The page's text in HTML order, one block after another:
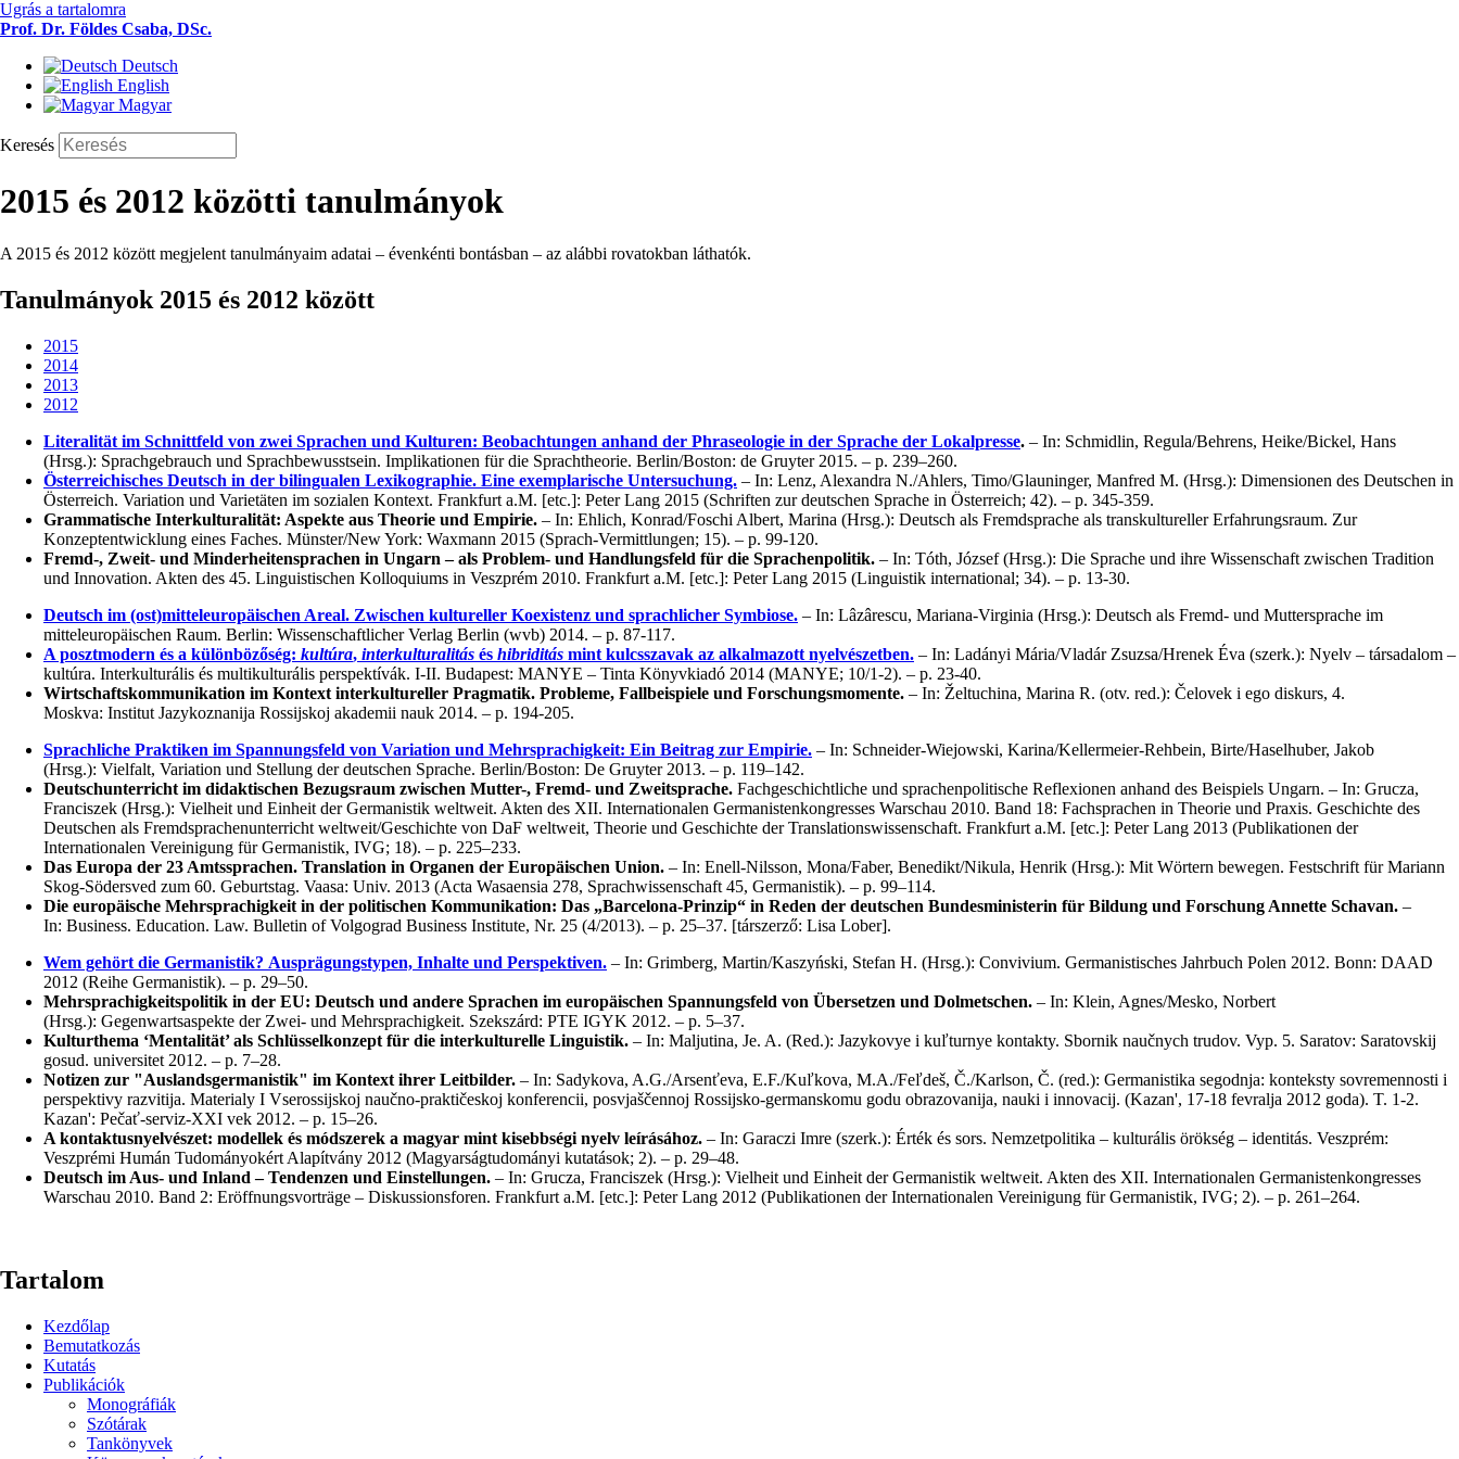
Ugrás a tartalomra
Prof. Dr. Földes Csaba, DSc.
Deutsch
English
Magyar
Keresés
2015 és 2012 közötti tanulmányok
A 2015 és 2012 között megjelent tanulmányaim adatai – évenkénti bontásban – az alábbi rovatokban láthatók.
Tanulmányok 2015 és 2012 között
2015
2014
2013
2012
Literalität im Schnittfeld von zwei Sprachen und Kulturen: Beobachtungen anhand der Phraseologie in der Sprache der Lokalpresse. – In: Schmidlin, Regula/Behrens, Heike/Bickel, Hans
(Hrsg.): Sprachgebrauch und Sprachbewusstsein. Implikationen für die Sprachtheorie. Berlin/Boston: de Gruyter 2015. – p. 239–260.
Österreichisches Deutsch in der bilingualen Lexikographie. Eine exemplarische Untersuchung. – In: Lenz, Alexandra N./Ahlers, Timo/Glauninger, Manfred M. (Hrsg.): Dimensionen des Deutschen in
Österreich. Variation und Varietäten im sozialen Kontext. Frankfurt a.M. [etc.]: Peter Lang 2015 (Schriften zur deutschen Sprache in Österreich; 42). – p. 345-359.
Grammatische Interkulturalität: Aspekte aus Theorie und Empirie. – In: Ehlich, Konrad/Foschi Albert, Marina (Hrsg.): Deutsch als Fremdsprache als transkultureller Erfahrungsraum. Zur
Konzeptentwicklung eines Faches. Münster/New York: Waxmann 2015 (Sprach-Vermittlungen; 15). – p. 99-120.
Fremd-, Zweit- und Minderheitensprachen in Ungarn – als Problem- und Handlungsfeld für die Sprachenpolitik. – In: Tóth, József (Hrsg.): Die Sprache und ihre Wissenschaft zwischen Tradition
und Innovation. Akten des 45. Linguistischen Kolloquiums in Veszprém 2010. Frankfurt a.M. [etc.]: Peter Lang 2015 (Linguistik international; 34). – p. 13-30.
Deutsch im (ost)mitteleuropäischen Areal. Zwischen kultureller Koexistenz und sprachlicher Symbiose. – In: Lâzârescu, Mariana-Virginia (Hrsg.): Deutsch als Fremd- und Muttersprache im
mitteleuropäischen Raum. Berlin: Wissenschaftlicher Verlag Berlin (wvb) 2014. – p. 87-117.
A posztmodern és a különbözőség: kultúra, interkulturalitás és hibriditás mint kulcsszavak az alkalmazott nyelvészetben. – In: Ladányi Mária/Vladár Zsuzsa/Hrenek Éva (szerk.): Nyelv – társadalom –
kultúra. Interkulturális és multikulturális perspektívák. I-II. Budapest: MANYE – Tinta Könyvkiadó 2014 (MANYE; 10/1-2). – p. 23-40.
Wirtschaftskommunikation im Kontext interkultureller Pragmatik. Probleme, Fallbeispiele und Forschungsmomente. – In: Želtuchina, Marina R. (otv. red.): Čelovek i ego diskurs, 4.
Moskva: Institut Jazykoznanija Rossijskoj akademii nauk 2014. – p. 194-205.
Sprachliche Praktiken im Spannungsfeld von Variation und Mehrsprachigkeit: Ein Beitrag zur Empirie. – In: Schneider-Wiejowski, Karina/Kellermeier-Rehbein, Birte/Haselhuber, Jakob
(Hrsg.): Vielfalt, Variation und Stellung der deutschen Sprache. Berlin/Boston: De Gruyter 2013. – p. 119–142.
Deutschunterricht im didaktischen Bezugsraum zwischen Mutter-, Fremd- und Zweitsprache. Fachgeschichtliche und sprachenpolitische Reflexionen anhand des Beispiels Ungarn. – In: Grucza,
Franciszek (Hrsg.): Vielheit und Einheit der Germanistik weltweit. Akten des XII. Internationalen Germanistenkongresses Warschau 2010. Band 18: Fachsprachen in Theorie und Praxis. Geschichte des
Deutschen als Fremdsprachenunterricht weltweit/Geschichte von DaF weltweit, Theorie und Geschichte der Translationswissenschaft. Frankfurt a.M. [etc.]: Peter Lang 2013 (Publikationen der
Internationalen Vereinigung für Germanistik, IVG; 18). – p. 225–233.
Das Europa der 23 Amtssprachen. Translation in Organen der Europäischen Union. – In: Enell-Nilsson, Mona/Faber, Benedikt/Nikula, Henrik (Hrsg.): Mit Wörtern bewegen. Festschrift für Mariann
Skog-Södersved zum 60. Geburtstag. Vaasa: Univ. 2013 (Acta Wasaensia 278, Sprachwissenschaft 45, Germanistik). – p. 99–114.
Die europäische Mehrsprachigkeit in der politischen Kommunikation: Das „Barcelona-Prinzip“ in Reden der deutschen Bundesministerin für Bildung und Forschung Annette Schavan. –
In: Business. Education. Law. Bulletin of Volgograd Business Institute, Nr. 25 (4/2013). – p. 25–37. [társzerző: Lisa Lober].
Wem gehört die Germanistik? Ausprägungstypen, Inhalte und Perspektiven. – In: Grimberg, Martin/Kaszyński, Stefan H. (Hrsg.): Convivium. Germanistisches Jahrbuch Polen 2012. Bonn: DAAD
2012 (Reihe Germanistik). – p. 29–50.
Mehrsprachigkeitspolitik in der EU: Deutsch und andere Sprachen im europäischen Spannungsfeld von Übersetzen und Dolmetschen. – In: Klein, Agnes/Mesko, Norbert
(Hrsg.): Gegenwartsaspekte der Zwei- und Mehrsprachigkeit. Szekszárd: PTE IGYK 2012. – p. 5–37.
Kulturthema ‘Mentalität’ als Schlüsselkonzept für die interkulturelle Linguistik. – In: Maljutina, Je. A. (Red.): Jazykovye i kuľturnye kontakty. Sbornik naučnych trudov. Vyp. 5. Saratov: Saratovskij
gosud. universitet 2012. – p. 7–28.
Notizen zur "Auslandsgermanistik" im Kontext ihrer Leitbilder. – In: Sadykova, A.G./Arsenťeva, E.F./Kuľkova, M.A./Feľdeš, Č./Karlson, Č. (red.): Germanistika segodnja: konteksty sovremennosti i
perspektivy razvitija. Materialy I Vserossijskoj naučno-praktičeskoj konferencii, posvjaščennoj Rossijsko-germanskomu godu obrazovanija, nauki i innovacij. (Kazan', 17-18 fevralja 2012 goda). T. 1-2.
Kazan': Pečať-serviz-XXI vek 2012. – p. 15–26.
A kontaktusnyelvészet: modellek és módszerek a magyar mint kisebbségi nyelv leírásához. – In: Garaczi Imre (szerk.): Érték és sors. Nemzetpolitika – kulturális örökség – identitás. Veszprém:
Veszprémi Humán Tudományokért Alapít­vány 2012 (Magyarságtudományi kutatások; 2). – p. 29–48.
Deutsch im Aus- und Inland – Tendenzen und Einstellungen. – In: Grucza, Franciszek (Hrsg.): Vielheit und Einheit der Germanistik weltweit. Akten des XII. Internationalen Germanistenkongresses
Warschau 2010. Band 2: Eröffnungsvorträge – Diskussionsforen. Frankfurt a.M. [etc.]: Peter Lang 2012 (Publikationen der Internationalen Vereini­gung für Germanistik, IVG; 2). – p. 261–264.
Tartalom
Kezdőlap
Bemutatkozás
Kutatás
Publikációk
Monográfiák
Szótárak
Tankönyvek